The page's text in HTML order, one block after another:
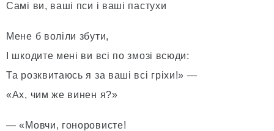
Самі ви, ваші пси і ваші пастухи
Мене б воліли збути,
І шкодите мені ви всі по змозі всюди:
Та розквитаюсь я за ваші всі гріхи!» —
«Ах, чим же винен я?»
— «Мовчи, гоноровисте!